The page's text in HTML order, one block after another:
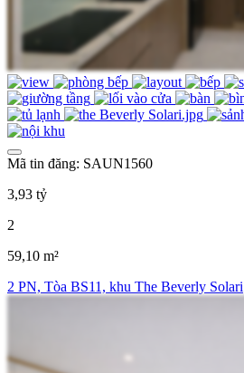
Mã tin đăng: SAUN1560
3,93 tỷ
2
59,10 m²
2 PN, Tòa BS11, khu The Beverly Solari